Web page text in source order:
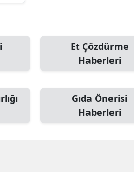
Et Çözdürme
Haberleri
Gıda Önerisi
Haberleri